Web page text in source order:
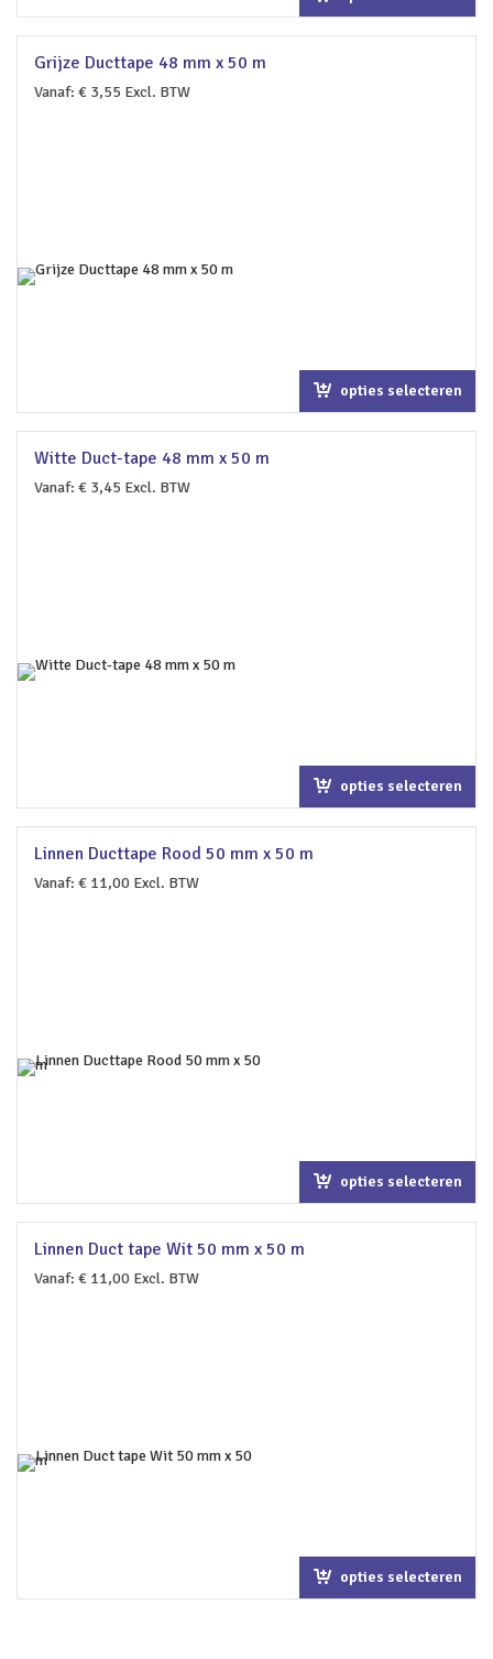
Grijze Ducttape 48 mm x 50 m
Vanaf: € 3,55 Excl. BTW
opties selecteren
Witte Duct-tape 48 mm x 50 m
Vanaf: € 3,45 Excl. BTW
opties selecteren
Linnen Ducttape Rood 50 mm x 50 m
Vanaf: € 11,00 Excl. BTW
opties selecteren
Linnen Duct tape Wit 50 mm x 50 m
Vanaf: € 11,00 Excl. BTW
opties selecteren